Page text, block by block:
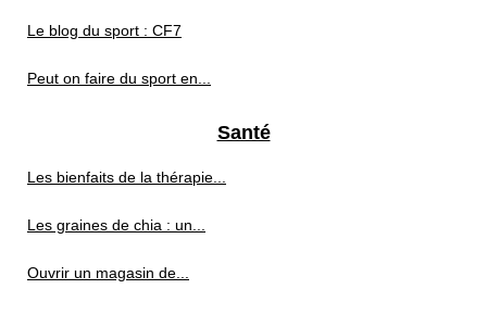
Le blog du sport : CF7
Peut on faire du sport en...
Santé
Les bienfaits de la thérapie...
Les graines de chia : un...
Ouvrir un magasin de...